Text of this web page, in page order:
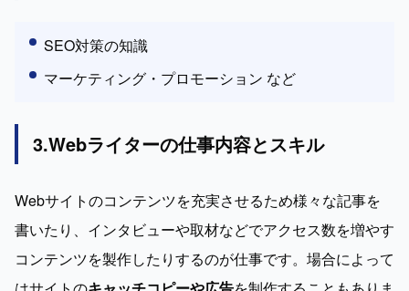
SEO対策の知識
マーケティング・プロモーション など
3.Webライターの仕事内容とスキル
Webサイトのコンテンツを充実させるため様々な記事を
書いたり、インタビューや取材などでアクセス数を増やす
コンテンツを製作したりするのが仕事です。場合によって